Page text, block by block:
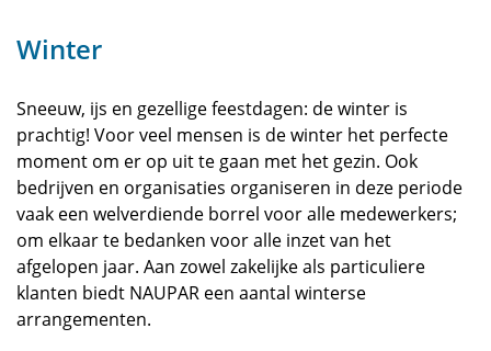
Winter
Sneeuw, ijs en gezellige feestdagen: de winter is
prachtig! Voor veel mensen is de winter het perfecte
moment om er op uit te gaan met het gezin. Ook
bedrijven en organisaties organiseren in deze periode
vaak een welverdiende borrel voor alle medewerkers;
om elkaar te bedanken voor alle inzet van het
afgelopen jaar. Aan zowel zakelijke als particuliere
klanten biedt NAUPAR een aantal winterse
arrangementen.